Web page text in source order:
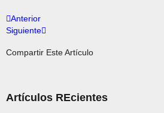
Anterior
Siguiente
Compartir Este Artículo
Artículos REcientes